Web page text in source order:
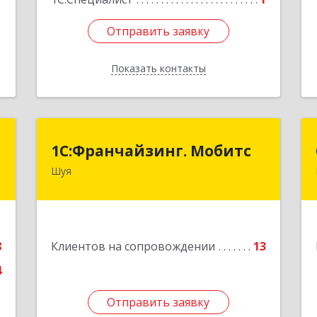
Отправить заявку
Показать контакты
Отправить заявку
Назад
1С:Франчайзинг. Мобитс
Шуя
Клиентов на сопровождении 13
Отправить заявку
1С:Франчайзинг. Мобитс
Отправить заявку